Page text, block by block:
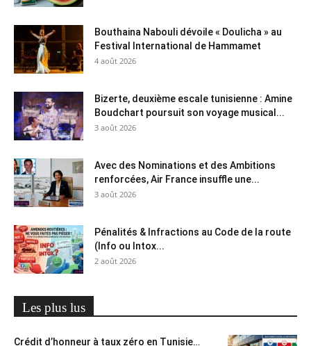
Bouthaina Nabouli dévoile « Doulicha » au
Festival International de Hammamet
4 août 2026
Bizerte, deuxième escale tunisienne : Amine
Boudchart poursuit son voyage musical...
3 août 2026
Avec des Nominations et des Ambitions
renforcées, Air France insuffle une...
3 août 2026
Pénalités & Infractions au Code de la route
(Info ou Intox...
2 août 2026
Les plus lus
Crédit d’honneur à taux zéro en Tunisie…